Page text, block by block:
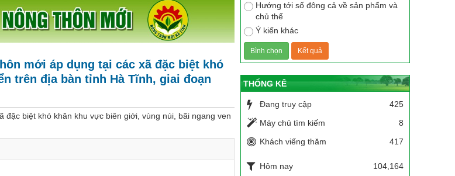
mới áp dụng tại các xã đặc biệt khó
trên địa bàn tỉnh Hà Tĩnh, giai đoạn
biệt khó khăn khu vực biên giới, vùng núi, bãi ngang ven
Hướng tới số đông cả về sản phẩm và
chủ thể
Ý kiến khác
THỐNG KÊ
Đang truy cập
425
Máy chủ tìm kiếm
8
Khách viếng thăm
417
Hôm nay
104,164